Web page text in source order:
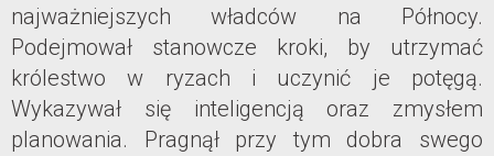
najważniejszych władców na Północy.
Podejmował stanowcze kroki, by utrzymać
królestwo w ryzach i uczynić je potęgą.
Wykazywał się inteligencją oraz zmysłem
planowania. Pragnął przy tym dobra swego